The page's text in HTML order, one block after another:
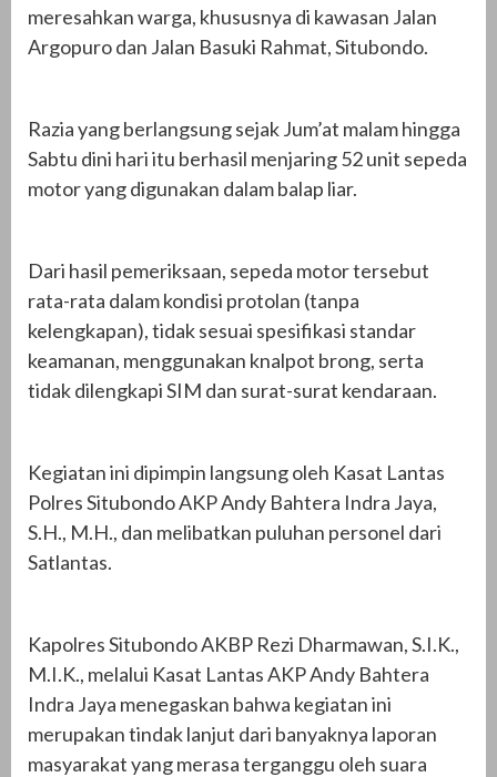
meresahkan warga, khususnya di kawasan Jalan
Argopuro dan Jalan Basuki Rahmat, Situbondo.
Razia yang berlangsung sejak Jum’at malam hingga
Sabtu dini hari itu berhasil menjaring 52 unit sepeda
motor yang digunakan dalam balap liar.
Dari hasil pemeriksaan, sepeda motor tersebut
rata-rata dalam kondisi protolan (tanpa
kelengkapan), tidak sesuai spesifikasi standar
keamanan, menggunakan knalpot brong, serta
tidak dilengkapi SIM dan surat-surat kendaraan.
Kegiatan ini dipimpin langsung oleh Kasat Lantas
Polres Situbondo AKP Andy Bahtera Indra Jaya,
S.H., M.H., dan melibatkan puluhan personel dari
Satlantas.
Kapolres Situbondo AKBP Rezi Dharmawan, S.I.K.,
M.I.K., melalui Kasat Lantas AKP Andy Bahtera
Indra Jaya menegaskan bahwa kegiatan ini
merupakan tindak lanjut dari banyaknya laporan
masyarakat yang merasa terganggu oleh suara